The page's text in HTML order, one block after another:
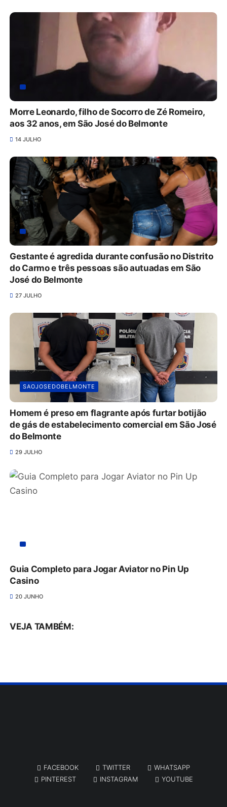
Morre Leonardo, filho de Socorro de Zé Romeiro,
aos 32 anos, em São José do Belmonte
14 JULHO
Gestante é agredida durante confusão no Distrito
do Carmo e três pessoas são autuadas em São
José do Belmonte
27 JULHO
SAOJOSEDOBELMONTE
Homem é preso em flagrante após furtar botijão
de gás de estabelecimento comercial em São José
do Belmonte
29 JULHO
Guia Completo para Jogar Aviator no Pin Up
Casino
20 JUNHO
VEJA TAMBÉM:
FACEBOOK TWITTER
WHATSAPP
PINTEREST
INSTAGRAM YOUTUBE